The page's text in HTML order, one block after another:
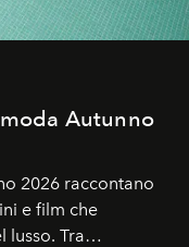
Autunno
2026 raccontano
e film che
lusso. Tra